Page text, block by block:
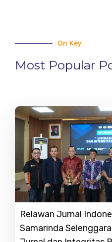
On Key
Most Popular
Relawan Jurnal
Samarinda